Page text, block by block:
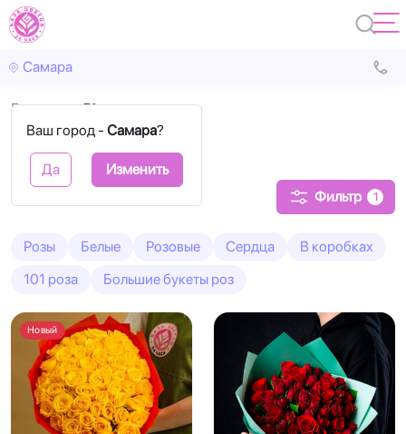
Самара
Ваш город - Самара?
Да Изменить
Главная 51 роза
51 Роза
Фильтр 1
Розы Белые Розовые Сердца
В коробках
101 роза
Большие букеты роз
Новый